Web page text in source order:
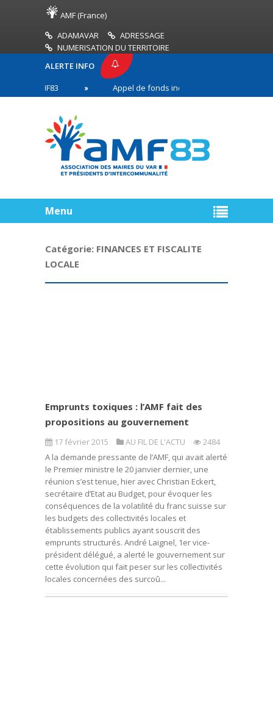
AMF (France)
ADAMAVAR
ADRESSAGE
NUMERISATION DU TERRITOIRE
ALERTE INFO
Appel de fonds incendies de forêt
première ligne
Menu
Catégorie: FINANCES ET FISCALITE
LOCALE
Emprunts toxiques : l’AMF fait des
propositions au gouvernement
17 février 2015 AU FIL DE L'ACTU
2484
A la demande pressante de l’AMF, qui avait alerté
le Premier ministre le 20 janvier dernier, une
réunion s’est tenue, hier avec Christian Eckert,
secrétaire d’Etat au Budget, pour évoquer les
conséquences de la volatilité du franc suisse sur
les budgets des collectivités locales et
établissements publics ayant souscrit des
emprunts structurés. André Laignel, 1er vice-
président délégué, a alerté le gouvernement sur
cette évolution qui fait peser sur les collectivités
locales concernées des surcoû...